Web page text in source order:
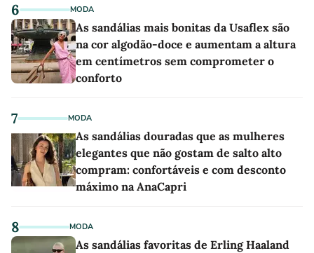
6 MODA
As sandálias mais bonitas da Usaflex são
na cor algodão-doce e aumentam a altura
em centímetros sem comprometer o
conforto
7 MODA
As sandálias douradas que as mulheres
elegantes que não gostam de salto alto
compram: confortáveis e com desconto
máximo na AnaCapri
8 MODA
As sandálias favoritas de Erling Haaland